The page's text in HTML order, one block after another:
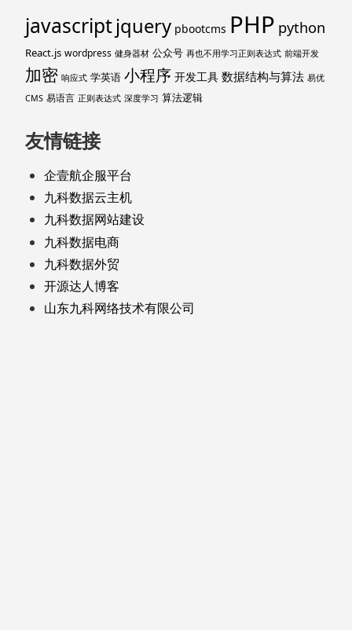
javascriptjquery pbootcms PHP python
React.js wordpress 健身器材 公众号 再也不用学习正则表达式 前端开发
加密 响应式 学英语 小程序 开发工具 数据结构与算法 易优
CMS 易语言 正则表达式 深度学习 算法逻辑
友情链接
企壹航企服平台
九科数据云主机
九科数据网站建设
九科数据电商
九科数据外贸
开源达人博客
山东九科网络技术有限公司